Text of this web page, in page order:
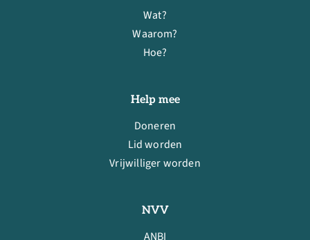
Wat?
Waarom?
Hoe?
Help mee
Doneren
Lid worden
Vrijwilliger worden
NVV
ANBI